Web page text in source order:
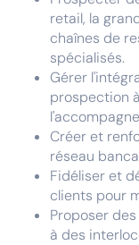
retail, la
chaînes de
spécialisés.
Gérer
prospection
Créer et
réseau
Fidéliser et
clients pour
Proposer
à des